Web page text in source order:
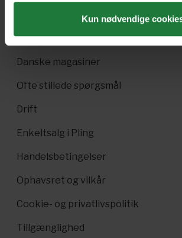
Kun nødvendige
Pling Kombi
Danske magasiner
Ofte stillede spørgsmål
Drift
Enkeltsalg i Pling
Handelsbetingelser
Ophavsret og vilkår
Cookie- og privatlivspolitik
Tillgænglighed